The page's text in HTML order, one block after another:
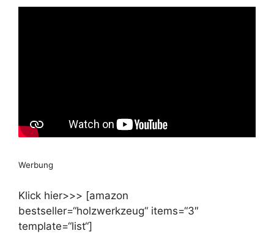
Werbung
Klick hier>>> [amazon
bestseller=“holzwerkzeug“ items=“3″
template=“list“]